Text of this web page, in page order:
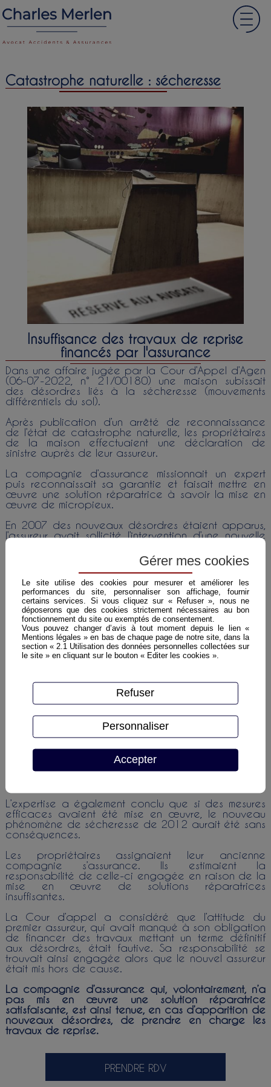
Catastrophe naturelle : sécheresse
Insuffisance des travaux de reprise
financés par l'assurance
Dans une affaire jugée par la Cour d’Appel d’Agen
(06-07-2022, n° 21/00180) une maison subissait
des désordres liés à la sécheresse (mouvements
différentiels du sol).
Après publication d’un arrêté de reconnaissance
de l’état de catastrophe naturelle, les propriétaires
de la maison effectuaient une déclaration de
sinistre auprès de leur assureur.
La compagnie d’assurance missionnait un expert
puis reconnaissait sa garantie et faisait mettre en
œuvre une solution réparatrice à savoir la mise en
œuvre de micropieux.
En 2007 des nouveaux désordres étaient apparus,
l’assureur avait sollicité l’intervention d’une nouvelle
entreprise. Celle-ci préconisait la pause de 61
nouveaux micro pieux. L’assureur n’avait cependant
pas suivi le recommandations de l'entreprise et ne
validait qu'un devis portant sur la pause de 34
micropieux.
En 2009 le couple changeait de compagnie
d’assurance.
Un nouvel épisode de sécheresse, reconnu
catastrophe naturelle par arrêté en 2012, semblait
à l’origine de nouveaux désordres.
Les époux déclaraient ce sinistre à la fois à leur
ancien et à leur nouvel assureur. Face au refus de
garantie des deux compagnies, ils sollicitaient
Au cours de l’expertise il était apparu que les
mesures réparatrices mis en œuvre par le premier
assureur avaient été défaillantes. Il était également
apparu que le premier assureur avait volontairement
fait le choix de travaux à l’économie et donné des
L’expertise a également conclu que si des mesures
efficaces avaient été mise en œuvre, le nouveau
phénomène de sécheresse de 2012 aurait été sans
conséquences.
Les propriétaires assignaient leur ancienne
compagnie s’assurance. Ils estimaient la
responsabilité de celle-ci engagée en raison de la
mise en œuvre de solutions réparatrices
insuffisantes.
La Cour d’appel a considéré que l’attitude du
premier assureur, qui avait manqué à son obligation
de financer des travaux mettant un terme définitif
aux désordres, était fautive. Sa responsabilité se
trouvait ainsi engagée alors que le nouvel assureur
était mis hors de cause.
La compagnie d’assurance qui, volontairement, n’a
pas mis en œuvre une solution réparatrice
satisfaisante, est ainsi tenue, en cas d’apparition de
nouveaux désordres, de prendre en charge les
travaux de reprise.
PRENDRE RDV
Gérer mes cookies
Le site utilise des cookies pour mesurer et améliorer les
performances du site, personnaliser son affichage, fournir
certains services. Si vous cliquez sur « Refuser », nous ne
déposerons que des cookies strictement nécessaires au bon
fonctionnement du site ou exemptés de consentement.
Vous pouvez changer d’avis à tout moment depuis le lien «
Mentions légales » en bas de chaque page de notre site, dans la
section « 2.1 Utilisation des données personnelles collectées sur
le site » en cliquant sur le bouton « Editer les cookies ».
Accepter
Refuser
Personnaliser